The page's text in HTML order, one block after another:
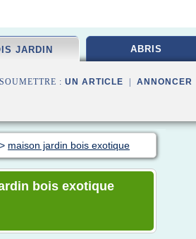
JARDIN ABRIS
: UN ARTICLE ANNONCER
> maison jardin bois exotique
bois exotique